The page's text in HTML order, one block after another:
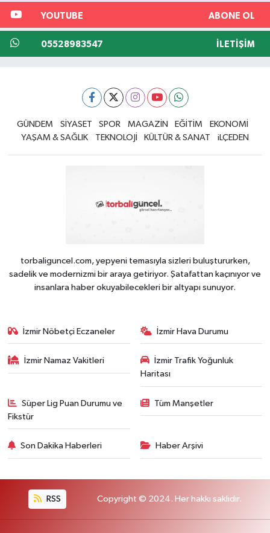
YOUTUBE ABONE OL
05528983547 İLETIŞIM
GÜNDEM SİYASET SPOR MAGAZİN EĞİTİM
EKONOMİ
YAŞAM & SAĞLIK
TEKNOLOJİ KÜLTÜR & SANAT iLÇEDEN
torbaliguncel.com, yepyeni temasıyla sizleri buluştururken,
sadelik ve modernizmi bir araya getiriyor. Şatafattan kaçınıyor ve
insanlara haber okuyabilecekleri bir altyapı sunuyor.
İzmir Nöbetçi Eczaneler İzmir Hava Durumu
İzmir Namaz Vakitleri
İzmir Trafik Yoğunluk
Haritası
Süper Lig Puan Durumu ve
Fikstür
Tüm Manşetler
Son Dakika Haberleri Haber Arşivi
RSS Copyright © 2024. Her hakkı saklıdır.